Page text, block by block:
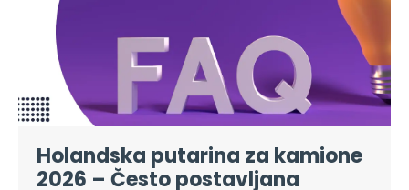
Holandska putarina za kamione
2026 – Često postavljana
Danak